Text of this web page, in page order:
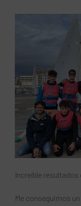
Increíble resultados
Me conseguimos